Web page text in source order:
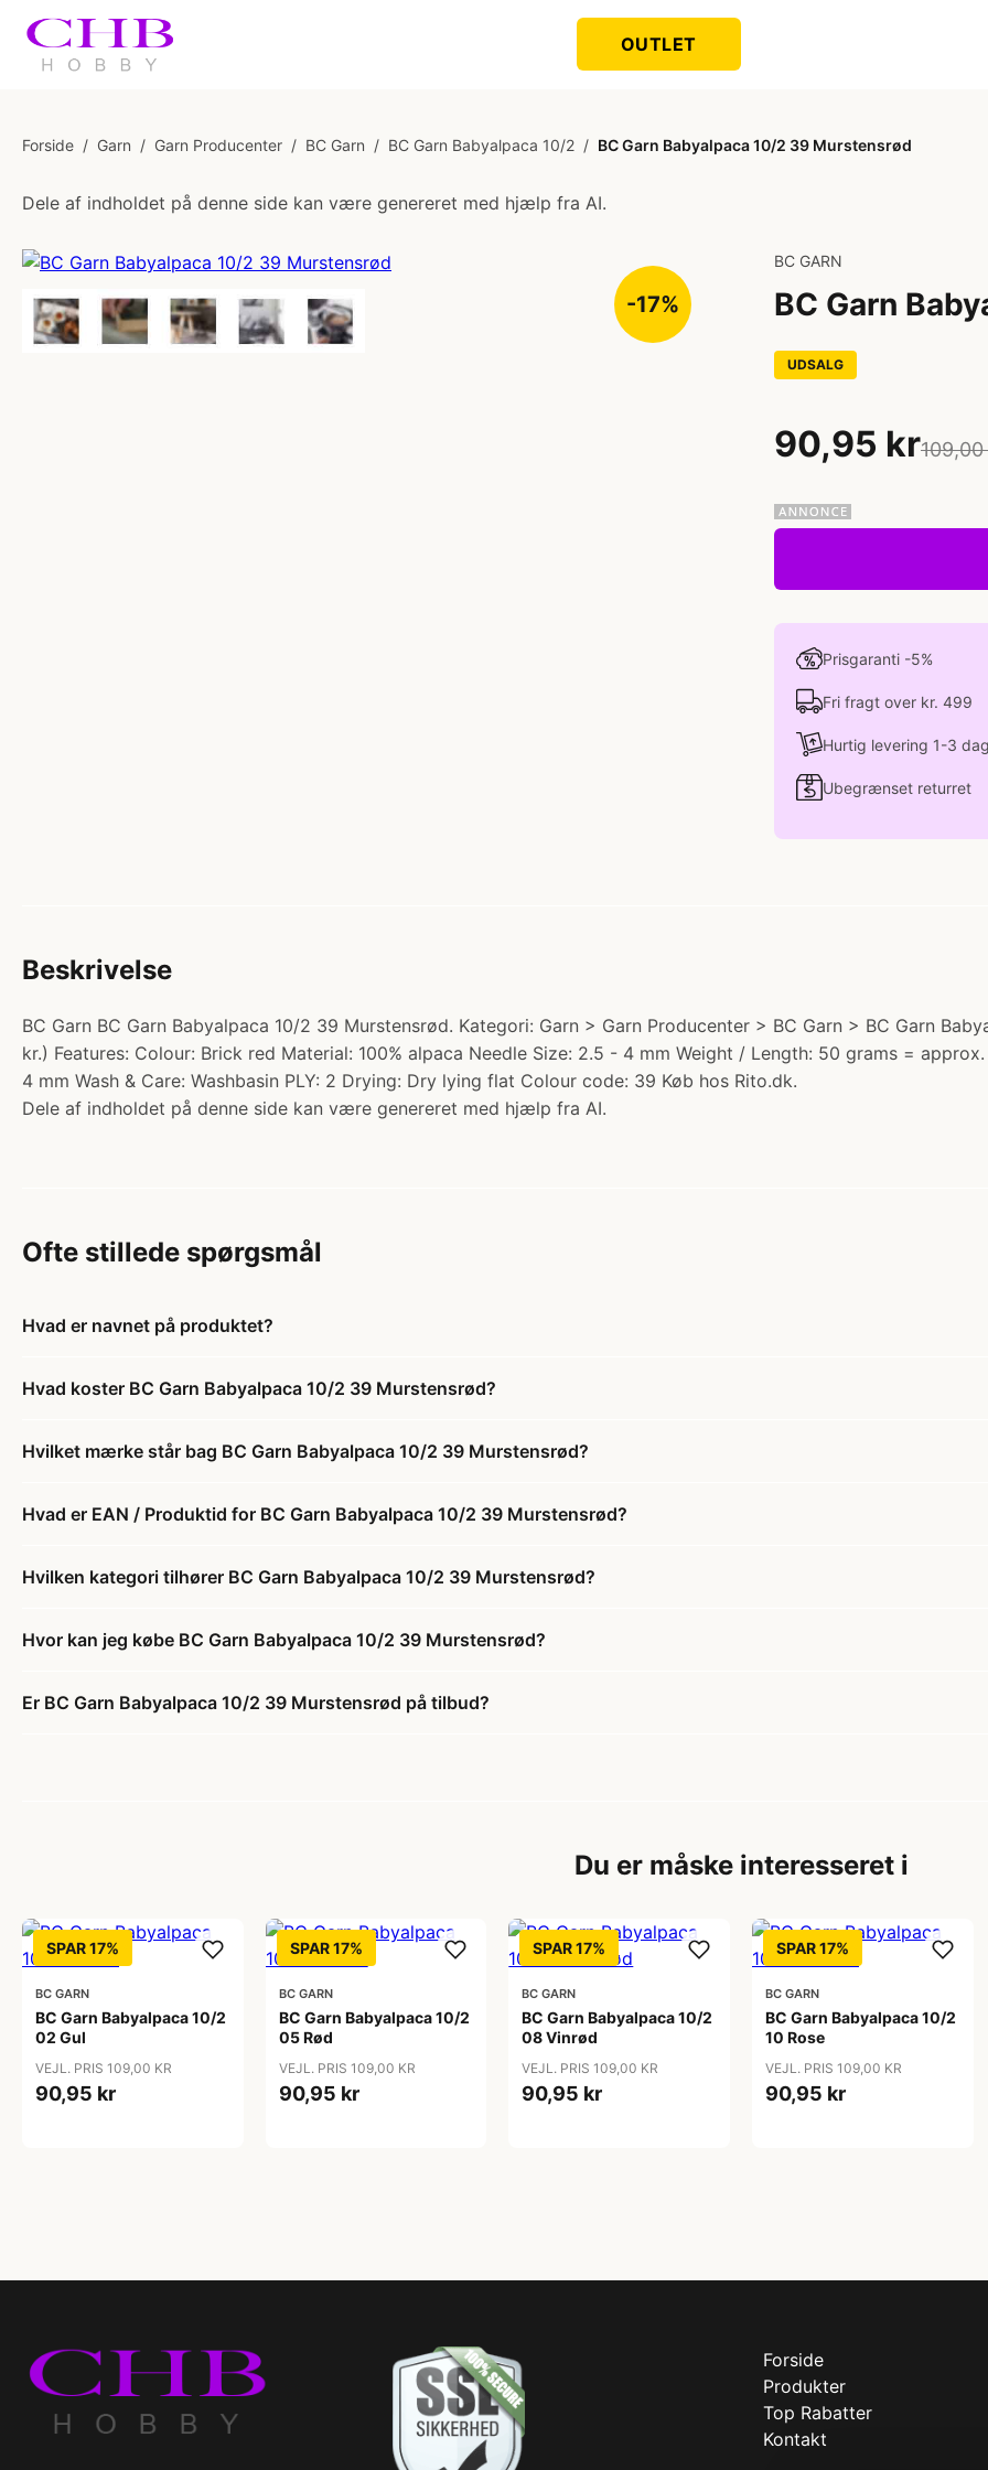
OUTLET
Forside / Garn / Garn Producenter / BC Garn / BC Garn Babyalpaca 10/2 / BC Garn Babyalpaca 10/2 39 Murstensrød
Dele af indholdet på denne side kan være genereret med hjælp fra AI.
-17%
BC GARN
BC Garn
UDSALG
90,95 kr
Prisgaranti -5%
Fri fragt over kr. 499
Hurtig levering 1-3
Ubegrænset returret
Beskrivelse
BC Garn BC Garn Babyalpaca 10/2 39 Murstensrød. Kategori: Garn > Garn Producenter > BC Garn > BC Garn
kr.) Features: Colour: Brick red Material: 100% alpaca Needle Size: 2.5 - 4 mm Weight / Length: 50 grams =
4 mm Wash & Care: Washbasin PLY: 2 Drying: Dry lying flat Colour code: 39 Køb hos Rito.dk.
Dele af indholdet på denne side kan være genereret med hjælp fra AI.
Ofte stillede spørgsmål
Hvad er navnet på produktet?
Hvad koster BC Garn Babyalpaca 10/2 39 Murstensrød?
Hvilket mærke står bag BC Garn Babyalpaca 10/2 39 Murstensrød?
Hvad er EAN / Produktid for BC Garn Babyalpaca 10/2 39 Murstensrød?
Hvilken kategori tilhører BC Garn Babyalpaca 10/2 39 Murstensrød?
Hvor kan jeg købe BC Garn Babyalpaca 10/2 39 Murstensrød?
Er BC Garn Babyalpaca 10/2 39 Murstensrød på tilbud?
Du er måske interesseret i
SPAR 17%
BC GARN
BC Garn Babyalpaca 10/2
02 Gul
VEJL. PRIS 109,00 KR
90,95 kr
SPAR 17%
BC GARN
BC Garn Babyalpaca 10/2
05 Rød
VEJL. PRIS 109,00 KR
90,95 kr
SPAR 17%
BC GARN
BC Garn Babyalpaca 10/2
08 Vinrød
VEJL. PRIS 109,00 KR
90,95 kr
SPAR 17%
BC GARN
BC Garn Babyalpaca 10/2
10 Rose
VEJL. PRIS 109,00 KR
90,95 kr
Forside
Produkter
Top Rabatter
Kontakt